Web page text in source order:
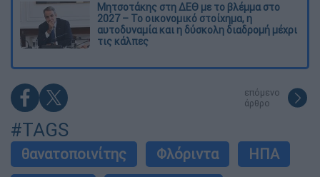
Μητσοτάκης στη ΔΕΘ με το βλέμμα στο
2027 – Το οικονομικό στοίχημα, η
αυτοδυναμία και η δύσκολη διαδρομή μέχρι
τις κάλπες
επόμενο
άρθρο
#TAGS
θανατοποινίτης Φλόριντα
ΗΠΑ